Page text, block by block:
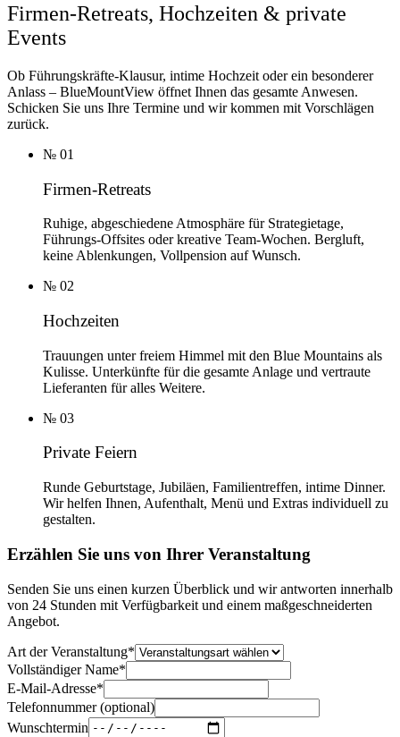
Firmen-Retreats, Hochzeiten & private
Events
Ob Führungskräfte-Klausur, intime Hochzeit oder ein besonderer
Anlass – BlueMountView öffnet Ihnen das gesamte Anwesen.
Schicken Sie uns Ihre Termine und wir kommen mit Vorschlägen
zurück.
№ 01
Firmen-Retreats
Ruhige, abgeschiedene Atmosphäre für Strategietage,
Führungs-Offsites oder kreative Team-Wochen. Bergluft,
keine Ablenkungen, Vollpension auf Wunsch.
№ 02
Hochzeiten
Trauungen unter freiem Himmel mit den Blue Mountains als
Kulisse. Unterkünfte für die gesamte Anlage und vertraute
Lieferanten für alles Weitere.
№ 03
Private Feiern
Runde Geburtstage, Jubiläen, Familientreffen, intime Dinner.
Wir helfen Ihnen, Aufenthalt, Menü und Extras individuell zu
gestalten.
Erzählen Sie uns von Ihrer Veranstaltung
Senden Sie uns einen kurzen Überblick und wir antworten innerhalb
von 24 Stunden mit Verfügbarkeit und einem maßgeschneiderten
Angebot.
Art der Veranstaltung*
Vollständiger Name*
E-Mail-Adresse*
Telefonnummer (optional)
Wunschtermin